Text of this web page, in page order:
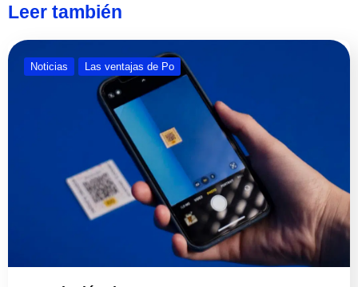
Leer también
Noticias Las ventajas de Po